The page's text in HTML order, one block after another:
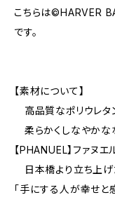
こちらは©HARVER
です。
【素材について】
高品質なポリウレタ
柔らかくしなやかな
【PHANUEL】ファヌエ
日本橋より立ち上げ
「手にする人が幸せと